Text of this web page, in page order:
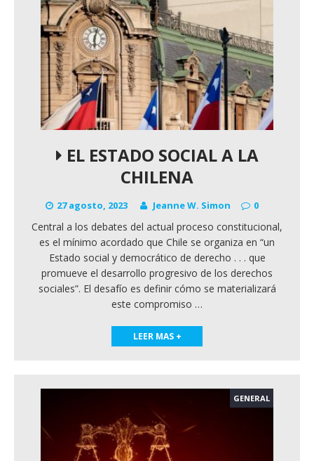
EL ESTADO SOCIAL A LA
CHILENA
27 agosto, 2023 Jeanne W. Simon 0
Central a los debates del actual proceso constitucional,
es el mínimo acordado que Chile se organiza en “un
Estado social y democrático de derecho . . . que
promueve el desarrollo progresivo de los derechos
sociales”. El desafío es definir cómo se materializará
este compromiso …
LEER MAS +
GENERAL